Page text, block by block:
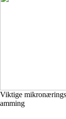
Viktige
amming